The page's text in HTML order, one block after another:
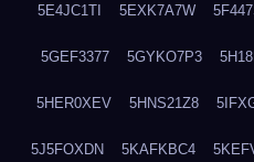
5E4JC1TI 5EXK7A7W
5GEF3377 5GYKO7P3
5HER0XEV 5HNS21Z8
5J5FOXDN 5KAFKBC4